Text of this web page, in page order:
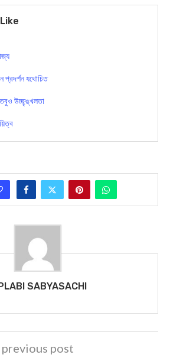
প্রদর্শন যথোচিত
উচ্ছৃঙ্খলতা
SABYASACHI
previous post